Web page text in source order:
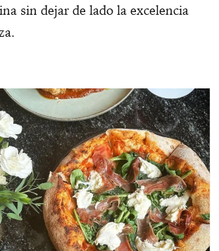
sin dejar de lado la excelencia